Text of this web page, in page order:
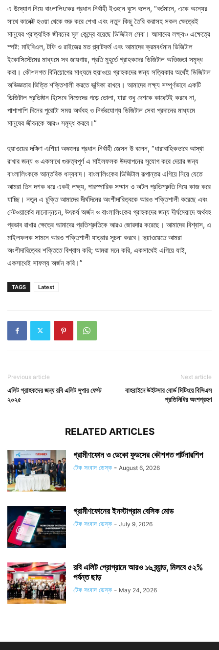
এ উদ্যোগ নিয়ে বাংলালিংকের প্রধান নির্বাহী ইওহান বুসে বলেন, “বর্তমানে, একে অন্যের
সাথে কানেক্ট হওয়া থেকে শুরু করে শেখা এবং নতুন কিছু তৈরি করাসহ সকল ক্ষেত্রেই
মানুষের প্রাত্যহিক জীবনের মূল কেন্দ্রে রয়েছে ডিজিটাল সেবা। আমাদের লক্ষ্যও এক্ষেত্রে
স্পষ্ট: মাইবিএল, টফি ও রাইজের মত প্ল্যাটফর্ম এবং আমাদের ক্রমবর্ধমান ডিজিটাল
ইকোসিস্টেমের মাধ্যমে সব জায়গায়, প্রতি মুহূর্তে গ্রাহকদের ডিজিটাল অভিজ্ঞতা সমৃদ্ধ
করা। কৌশলগত বিনিয়োগের মাধ্যমে হুয়াওয়ে গ্রাহকদের জন্য সত্যিকার অর্থেই ডিজিটাল
অভিজ্ঞতার ভিত্তি শক্তিশালী করতে ভূমিকা রাখবে। আমাদের লক্ষ্য সম্পূর্ণভাবে একটি
ডিজিটাল প্রতিষ্ঠান হিসেবে নিজেদের গড়ে তোলা, যারা শুধু দেশকে কানেক্টই করবে না,
পাশাপাশি দিনের পুরোটা সময় অর্থবহ ও নির্ভরযোগ্য ডিজিটাল সেবা প্রদানের মাধ্যমে
মানুষের জীবনকে আরও সমৃদ্ধ করবে।”
হুয়াওয়ের দক্ষিণ এশিয়া অঞ্চলের প্রধান নির্বাহী জেসন উ বলেন, “ধারাবাহিকভাবে আস্থা
রাখার জন্য ও একসাথে গুরুত্বপূর্ণ এ মাইলফলক উদযাপনের সুযোগ করে দেয়ার জন্য
বাংলালিংককে আন্তরিক ধন্যবাদ। বাংলালিংকের ডিজিটাল রূপান্তর এগিয়ে নিয়ে যেতে
আমরা তিন দশক ধরে একই লক্ষ্য, পারস্পারিক সম্মান ও অটল প্রতিশ্রুতি নিয়ে কাজ করে
যাচ্ছি। নতুন এ চুক্তি আমাদের দীর্ঘদিনের অংশীদারিত্বকে আরও শক্তিশালী করেছে এবং
নেটওয়ার্কের মানোন্নয়ন, উৎকর্ষ অর্জন ও বাংলালিংকের গ্রাহকদের জন্য দীর্ঘমেয়াদে অর্থবহ
প্রভাব রাখার ক্ষেত্রে আমাদের প্রতিশ্রুতিকে আরও জোরদার করেছে। আমাদের বিশ্বাস, এ
মাইলফলক সামনে আরও শক্তিশালী যাত্রার সূচনা করবে। হুয়াওয়েতে আমরা
অংশীদারিত্বের শক্তিতে বিশ্বাস করি; আমরা মনে করি, একসাথেই এগিয়ে যাই,
একসাথেই সাফল্য অর্জন করি।”
TAGS Latest
Previous article
এলিট গ্রাহকদের জন্য রবি এলিট সুপার ফেস্ট
২০২৫
Next article
বাহরাইনে উইটসার বোর্ড মিটিংয়ে বিসিএস
প্রতিনিধির অংশগ্রহণ
RELATED ARTICLES
গ্রামীণফোন ও ডেকো ফুডসের কৌশগত পার্টনারশিপ
টেক সংবাদ ডেস্ক - August 6, 2026
গ্রামীণফোনের ইনস্টাগ্রাম বেসিক মোড
টেক সংবাদ ডেস্ক - July 9, 2026
রবি এলিট প্রোগ্রামে আরও ১৬ ব্র্যান্ড, মিলবে ৫২%
পর্যন্ত ছাড়
টেক সংবাদ ডেস্ক - May 24, 2026